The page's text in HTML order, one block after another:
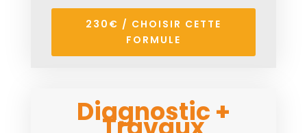
230€ / CHOISIR CETTE
FORMULE
Diagnostic +